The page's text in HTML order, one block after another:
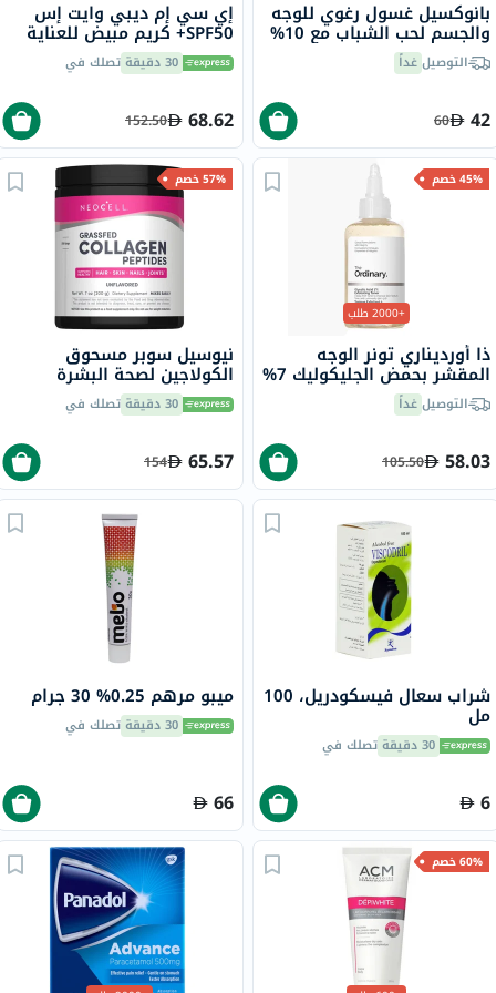
بانوكسيل غسول رغوي للوجه
والجسم لحب الشباب مع 10%
بيروكسيد البنزويل 156 جرام
التوصيلغداً
42
60
إي سي إم ديبي وايت إس
SPF50+ كريم مبيض للعناية
بالبشرة 50 مل30 دقيقة تصلك في
68.62
152.50
45% خصم
+2000 طلب
ذا أورديناري تونر الوجه
المقشر بحمض الجليكوليك 7%
لتوحيد لون البشرة 240 مل
التوصيلغداً
58.03
105.50
57% خصم
نيوسيل سوبر مسحوق
الكولاجين لصحة البشرة
والشعر والأظافر ودعم
المفاصل بدون نكهة 200 30 دقيقة تصلك في
65.57
154
شراب سعال فيسكودريل، 100
مل
30 دقيقة تصلك في
6
ميبو مرهم 0.25% 30 جرام
30 دقيقة تصلك في
66
60% خصم